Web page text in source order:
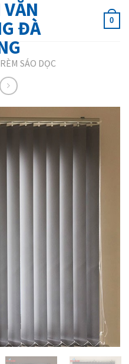
0
RÈM SÁO DỌC